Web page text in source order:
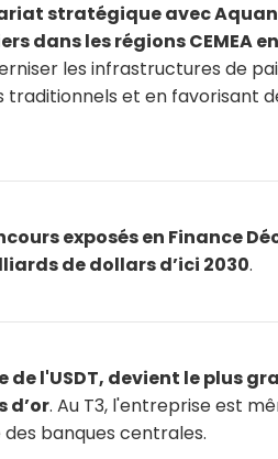
stratégique avec
dans les régions CEMEA
les infrastructures de
traditionnels et en favorisant
exposés en Finance
de dollars d’ici 2030.
l'USDT, devient le plus
d’or. Au T3, l'entreprise est
banques centrales.